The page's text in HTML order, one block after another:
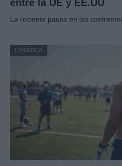
entre la UE y EE.UU
La reciente pausa en las
CRÓNICA